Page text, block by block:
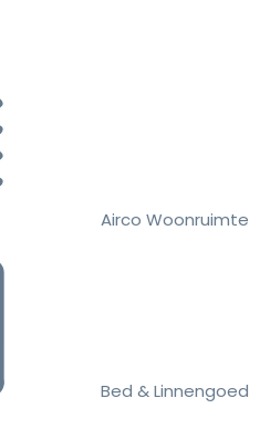
Airco Woonruimte
Bed & Linnengoed